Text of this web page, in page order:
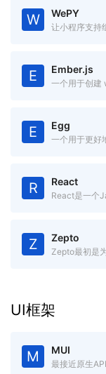
W WePY
E Ember.js
E Egg
R React
Z Zepto
UI框架
M MUI